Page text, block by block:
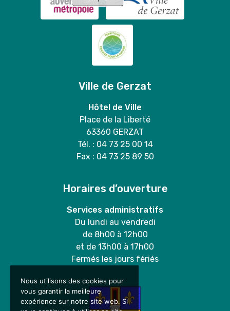
Ville de Gerzat
Hôtel de Ville
Place de la Liberté
63360 GERZAT
Tél. : 04 73 25 00 14
Fax : 04 73 25 89 50
Horaires d’ouverture
Services administratifs
Du lundi au vendredi
de 8h00 à 12h00
et de 13h00 à 17h00
Fermés les jours fériés
Nous utilisons des cookies pour
vous garantir la meilleure
expérience sur notre site web. Si